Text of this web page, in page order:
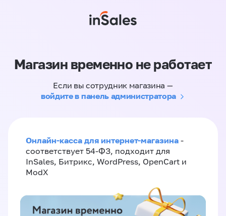
Магазин временно не работает
Если вы сотрудник магазина —
войдите в панель администратора
Онлайн-касса для интернет-магазина -
соответствует 54-ФЗ, подходит для
InSales, Битрикс, WordPress, OpenCart и
ModX